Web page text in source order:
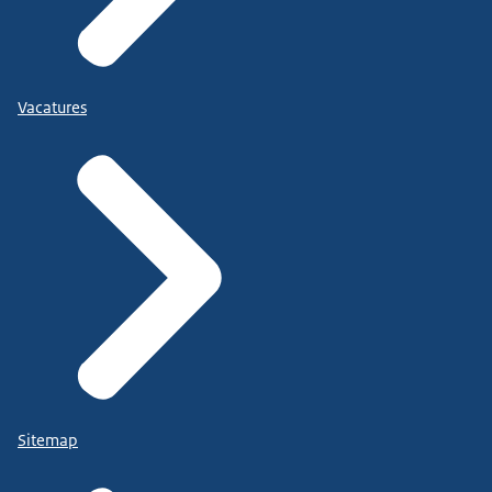
Vacatures
Sitemap